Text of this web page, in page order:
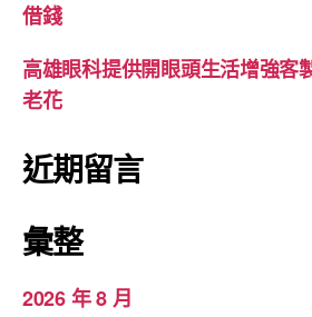
借錢
高雄眼科提供開眼頭生活增強客
老花
近期留言
彙整
2026 年 8 月